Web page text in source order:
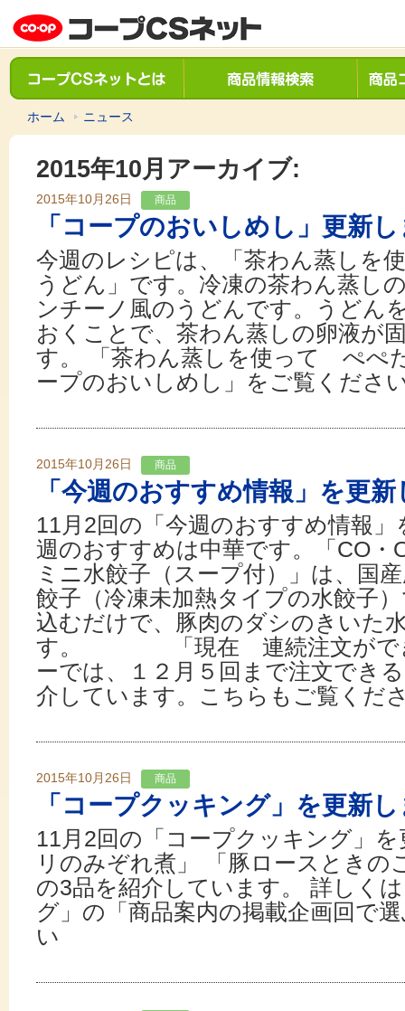
ホーム ニュース
2015年10月アーカイブ:
2015年10月26日 商品
「コープのおいしめし」更新
今週のレシピは、「茶わん蒸しを
うどん」です。冷凍の茶わん蒸し
ンチーノ風のうどんです。うどん
おくことで、茶わん蒸しの卵液が
す。 「茶わん蒸しを使って ぺぺ
ープのおいしめし」をご覧くださ
2015年10月26日 商品
「今週のおすすめ情報」を更
11月2回の「今週のおすすめ情報
週のおすすめは中華です。「CO
ミニ水餃子（スープ付）」は、国
餃子（冷凍未加熱タイプの水餃子
込むだけで、豚肉のダシのきいた
す。 「現在 連続注文ができ
ーでは、１２月５回まで注文でき
介しています。こちらもご覧くだ
2015年10月26日 商品
「コープクッキング」を更新
11月2回の「コープクッキング」
リのみぞれ煮」 「豚ロースとき
の3品を紹介しています。 詳しく
グ」の「商品案内の掲載企画回で
い